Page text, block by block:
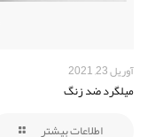
آوریل 23, 2021
میلگرد ضد زنگ
اطلاعات بیشتر